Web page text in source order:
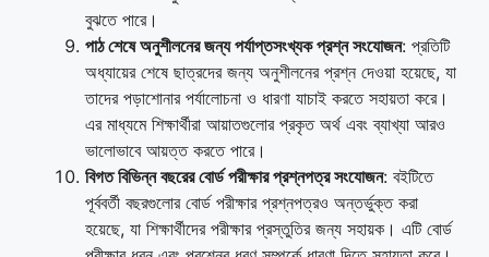
বুঝতে পারে।
পাঠ শেষে অনুশীলনের জন্য পর্যাপ্তসংখ্যক প্রশ্ন সংযোজন: প্রতিটি
অধ্যায়ের শেষে ছাত্রদের জন্য অনুশীলনের প্রশ্ন দেওয়া হয়েছে, যা
তাদের পড়াশোনার পর্যালোচনা ও ধারণা যাচাই করতে সহায়তা করে।
এর মাধ্যমে শিক্ষার্থীরা আয়াতগুলোর প্রকৃত অর্থ এবং ব্যাখ্যা আরও
ভালোভাবে আয়ত্ত করতে পারে।
বিগত বিভিন্ন বছরের বোর্ড পরীক্ষার প্রশ্নপত্র সংযোজন: বইটিতে
পূর্ববর্তী বছরগুলোর বোর্ড পরীক্ষার প্রশ্নপত্রও অন্তর্ভুক্ত করা
হয়েছে, যা শিক্ষার্থীদের পরীক্ষার প্রস্তুতির জন্য সহায়ক। এটি বোর্ড